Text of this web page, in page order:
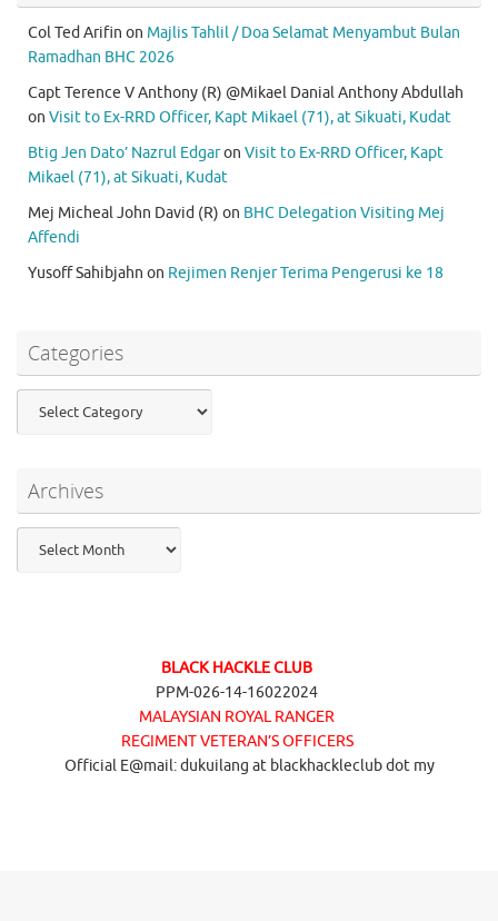
Col Ted Arifin on Majlis Tahlil / Doa Selamat Menyambut Bulan
Ramadhan BHC 2026
Capt Terence V Anthony (R) @Mikael Danial Anthony Abdullah
on Visit to Ex-RRD Officer, Kapt Mikael (71), at Sikuati, Kudat
Btig Jen Dato’ Nazrul Edgaron Visit to Ex-RRD Officer, Kapt
Mikael (71), at Sikuati, Kudat
Mej Micheal John David (R) on BHC Delegation Visiting Mej
Affendi
Yusoff Sahibjahn on Rejimen Renjer Terima Pengerusi ke 18
Categories
Archives
BLACK HACKLE CLUB
PPM-026-14-16022024
MALAYSIAN ROYAL RANGER
REGIMENT VETERAN’S OFFICERS
Official E@mail: dukuilang at blackhackleclub dot my